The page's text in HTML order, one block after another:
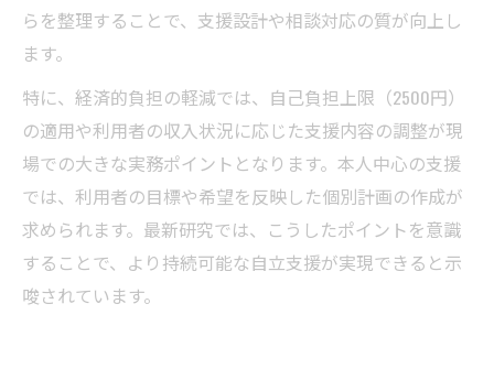
らを整理することで、支援設計や相談対応の質が向上し
ます。
特に、経済的負担の軽減では、自己負担上限（2500円）
の適用や利用者の収入状況に応じた支援内容の調整が現
場での大きな実務ポイントとなります。本人中心の支援
では、利用者の目標や希望を反映した個別計画の作成が
求められます。最新研究では、こうしたポイントを意識
することで、より持続可能な自立支援が実現できると示
唆されています。